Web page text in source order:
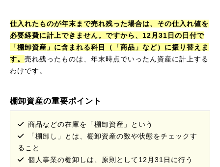
仕入れたものが年末まで売れ残った場合は、その仕入れ値を
必要経費に計上できません。ですから、12月31日の日付で
「棚卸資産」に含まれる科目（「商品」など）に振り替えま
す。 売れ残ったものは、年末時点でいったん資産に計上する
わけです。
棚卸資産の重要ポイント
商品などの在庫を「棚卸資産」という
「棚卸し」とは、棚卸資産の数や状態をチェックす
ること
個人事業の棚卸しは、原則として12月31日に行う